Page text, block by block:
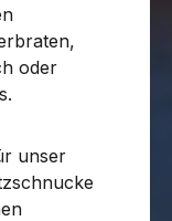
oder
unser